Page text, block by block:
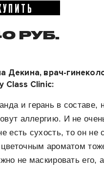
РУБ.
Декина, врач-
Class Clinic:
и герань в составе,
аллергию. И не
есть сухость, то он не
ароматом
не маскировать